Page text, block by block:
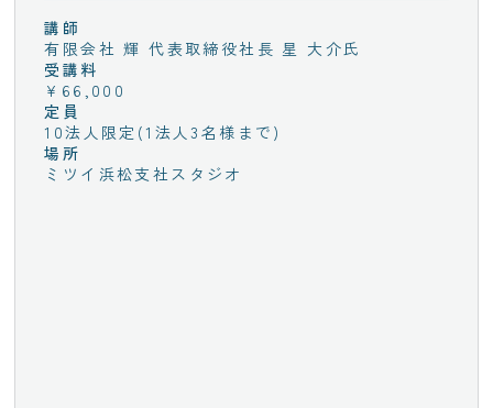
講師
有限会社 輝 代表取締役社長 星 大介氏
受講料
¥66,000
定員
10法人限定(1法人3名様まで)
場所
ミツイ浜松支社スタジオ